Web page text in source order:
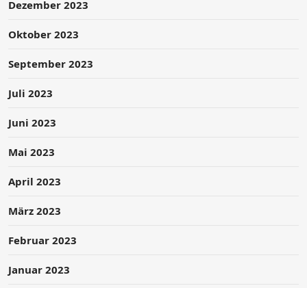
Dezember 2023
Oktober 2023
September 2023
Juli 2023
Juni 2023
Mai 2023
April 2023
März 2023
Februar 2023
Januar 2023